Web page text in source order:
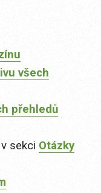
všech
přehledů
sekci Otázky